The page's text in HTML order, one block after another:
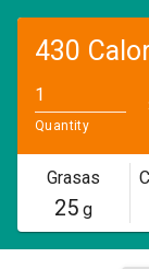
430
Quantity
Grasas
25g